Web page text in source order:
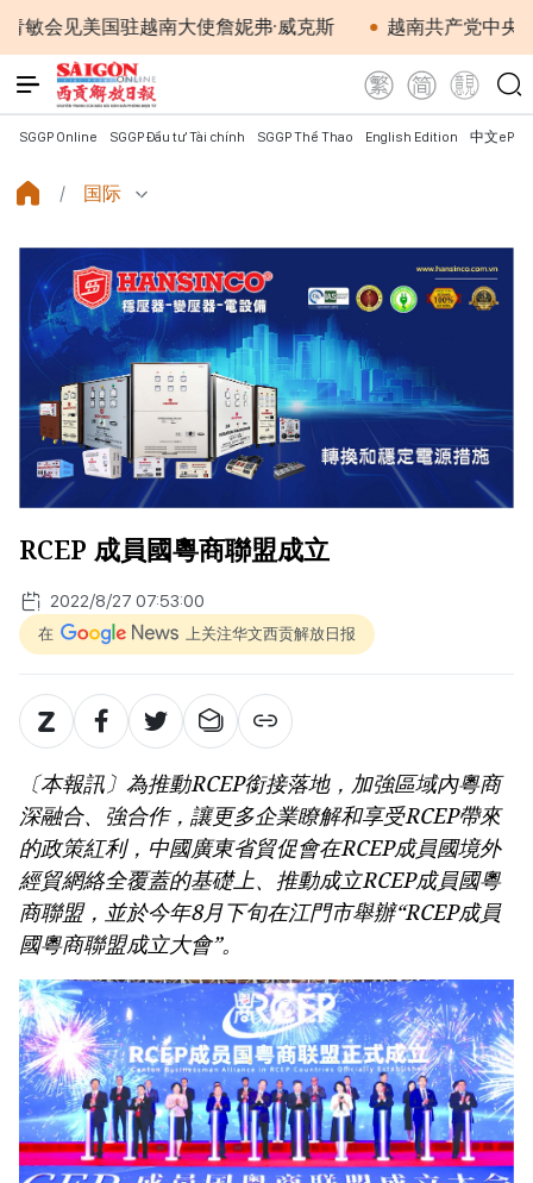
美国驻越南大使詹妮弗·威克斯 越南共产党中央总书记
SGGP Online SGGP Đầu tư Tài chính SGGP Thể Thao English Edition 中文
国际
RCEP 成員國粵商聯盟成立
2022/8/27 07:53:00
在 上关注华文西贡解放日报
〔本報訊〕為推動RCEP銜接落地，加強區域內粵商
深融合、強合作，讓更多企業瞭解和享受RCEP帶來
的政策紅利，中國廣東省貿促會在RCEP成員國境外
經貿網絡全覆蓋的基礎上、推動成立RCEP成員國粵
商聯盟，並於今年8月下旬在江門市舉辦“RCEP成員
國粵商聯盟成立大會”。